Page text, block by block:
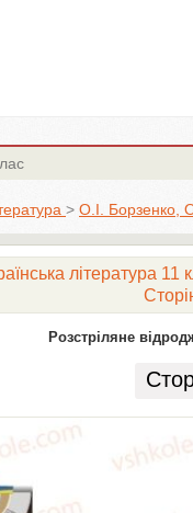
> О.І. Борзенко,
література
Розстріляне